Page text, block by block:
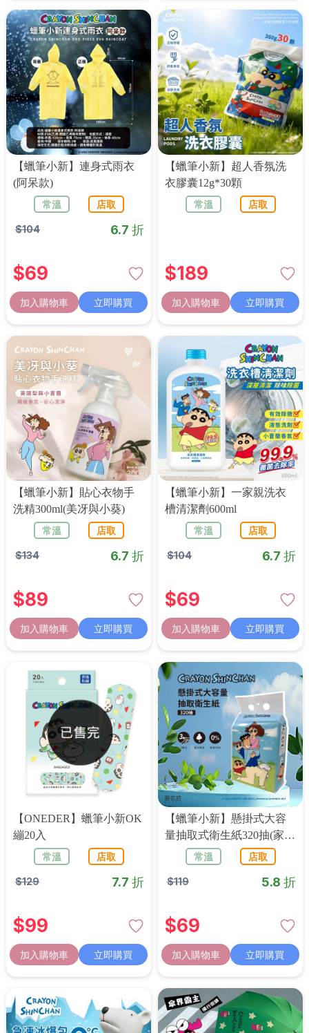
【蠟筆小新】連身式雨衣
(阿呆款)
常溫
店取
$104 6.7 折
$69
加入購物車 立即購買
【蠟筆小新】超人香氛洗
衣膠囊12g*30顆
常溫
店取
$189
加入購物車 立即購買
【蠟筆小新】貼心衣物手
洗精300ml(美冴與小葵)
常溫
店取
$134 6.7 折
$89
加入購物車 立即購買
【蠟筆小新】一家親洗衣
槽清潔劑600ml
常溫
店取
$104 6.7 折
$69
加入購物車 立即購買
【ONEDER】蠟筆小新OK
繃20入
常溫
店取
$129 7.7 折
$99
加入購物車 立即購買
【蠟筆小新】懸掛式大容
量抽取式衛生紙320抽(家人
常溫 店取
$119 5.8 折
$69
加入購物車 立即購買